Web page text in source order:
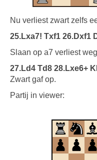
Nu verliest zwart zelfs
25.Lxa7! Txf1 26.Dxf1
Slaan op a7 verliest
27.Ld4 Td8 28.Lxe6+
Zwart gaf op.
Partij in viewer: